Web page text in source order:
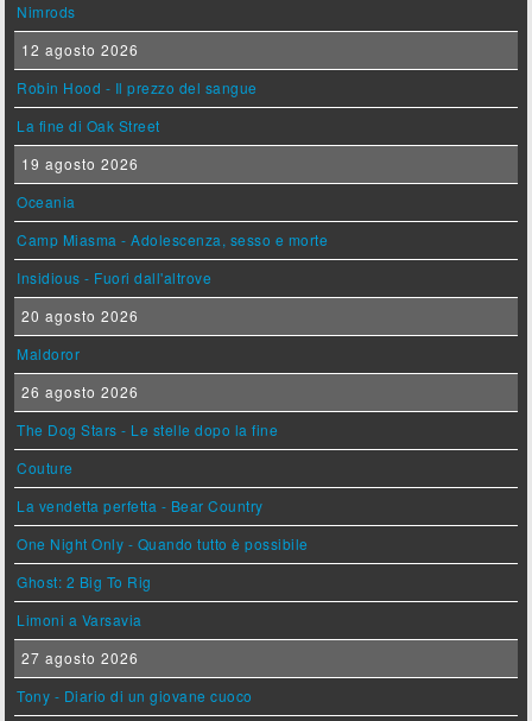
Nimrods
12 agosto 2026
Robin Hood - Il prezzo del sangue
La fine di Oak Street
19 agosto 2026
Oceania
Camp Miasma - Adolescenza, sesso e morte
Insidious - Fuori dall'altrove
20 agosto 2026
Maldoror
26 agosto 2026
The Dog Stars - Le stelle dopo la fine
Couture
La vendetta perfetta - Bear Country
One Night Only - Quando tutto è possibile
Ghost: 2 Big To Rig
Limoni a Varsavia
27 agosto 2026
Tony - Diario di un giovane cuoco